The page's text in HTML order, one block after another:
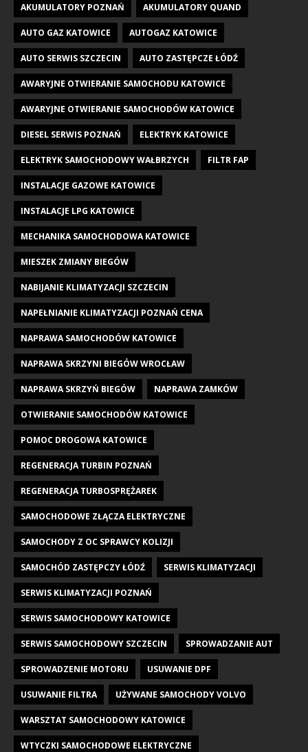
AKUMULATORY POZNAŃ AKUMULATORY QUAND
AUTO GAZ KATOWICE AUTOGAZ KATOWICE
AUTO SERWIS SZCZECIN AUTO ZASTĘPCZE ŁÓDŹ
AWARYJNE OTWIERANIE SAMOCHODU KATOWICE
AWARYJNE OTWIERANIE SAMOCHODÓW KATOWICE
DIESEL SERWIS POZNAŃ ELEKTRYK KATOWICE
ELEKTRYK SAMOCHODOWY WAŁBRZYCH FILTR FAP
INSTALACJE GAZOWE KATOWICE
INSTALACJE LPG KATOWICE
MECHANIKA SAMOCHODOWA KATOWICE
MIESZEK ZMIANY BIEGÓW
NABIJANIE KLIMATYZACJI SZCZECIN
NAPEŁNIANIE KLIMATYZACJI POZNAŃ CENA
NAPRAWA SAMOCHODÓW KATOWICE
NAPRAWA SKRZYNI BIEGÓW WROCŁAW
NAPRAWA SKRZYŃ BIEGÓW NAPRAWA ZAMKÓW
OTWIERANIE SAMOCHODÓW KATOWICE
POMOC DROGOWA KATOWICE
REGENERACJA TURBIN POZNAŃ
REGENERACJA TURBOSPRĘŻAREK
SAMOCHODOWE ZŁĄCZA ELEKTRYCZNE
SAMOCHODY Z OC SPRAWCY KOLIZJI
SAMOCHÓD ZASTĘPCZY ŁÓDŹ SERWIS KLIMATYZACJI
SERWIS KLIMATYZACJI POZNAŃ
SERWIS SAMOCHODOWY KATOWICE
SERWIS SAMOCHODOWY SZCZECIN SPROWADZANIE AUT
SPROWADZENIE MOTORU USUWANIE DPF
USUWANIE FILTRA UŻYWANE SAMOCHODY VOLVO
WARSZTAT SAMOCHODOWY KATOWICE
WTYCZKI SAMOCHODOWE ELEKTRYCZNE